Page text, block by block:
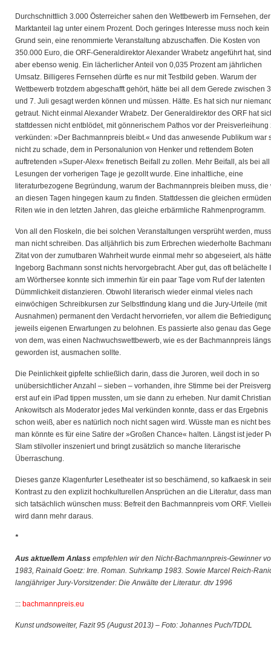
Durchschnittlich 3.000 Österreicher sahen den Wettbewerb im Fernsehen, der
Marktanteil lag unter einem Prozent. Doch geringes Interesse muss noch kein
Grund sein, eine renommierte Veranstaltung abzuschaffen. Die Kosten von
350.000 Euro, die ORF-Generaldirektor Alexander Wrabetz angeführt hat,
aber ebenso wenig. Ein lächerlicher Anteil von 0,035 Prozent am jährlichen
Umsatz. Billigeres Fernsehen dürfte es nur mit Testbild geben. Warum der
Wettbewerb trotzdem abgeschafft gehört, hätte bei all dem Gerede zwischen
und 7. Juli gesagt werden können und müssen. Hätte. Es hat sich nur
getraut. Nicht einmal Alexander Wrabetz. Der Generaldirektor des ORF hat
stattdessen nicht entblödet, mit gönnerischem Pathos vor der Preisverleihung
verkünden: »Der Bachmannpreis bleibt.« Und das anwesende Publikum war
nicht zu schade, dem in Personalunion von Henker und rettendem Boten
auftretenden »Super-Alex« frenetisch Beifall zu zollen. Mehr Beifall, als bei
Lesungen der vorherigen Tage je gezollt wurde. Eine inhaltliche, eine
literaturbezogene Begründung, warum der Bachmannpreis bleiben muss, die
an diesen Tagen hingegen kaum zu finden. Stattdessen die gleichen
Riten wie in den letzten Jahren, das gleiche erbärmliche Rahmenprogramm.
Von all den Floskeln, die bei solchen Veranstaltungen versprüht werden, muss
man nicht schreiben. Das alljährlich bis zum Erbrechen wiederholte
Zitat von der zumutbaren Wahrheit wurde einmal mehr so abgeseiert, als hätte
Ingeborg Bachmann sonst nichts hervorgebracht. Aber gut, das oft belächelte
am Wörthersee konnte sich immerhin für ein paar Tage vom Ruf der latenten
Dümmlichkeit distanzieren. Obwohl literarisch wieder einmal vieles nach
einwöchigen Schreibkursen zur Selbstfindung klang und die Jury-Urteile (mit
Ausnahmen) permanent den Verdacht hervorriefen, vor allem die
jeweils eigenen Erwartungen zu belohnen. Es passierte also genau das
von dem, was einen Nachwuchswettbewerb, wie es der Bachmannpreis
geworden ist, ausmachen sollte.
Die Peinlichkeit gipfelte schließlich darin, dass die Juroren, weil doch in so
unübersichtlicher Anzahl – sieben – vorhanden, ihre Stimme bei der
erst auf ein iPad tippen mussten, um sie dann zu erheben. Nur damit Christian
Ankowitsch als Moderator jedes Mal verkünden konnte, dass er das Ergebnis
schon weiß, aber es natürlich noch nicht sagen wird. Wüsste man es nicht
man könnte es für eine Satire der »Großen Chance« halten. Längst ist jeder
Slam stilvoller inszeniert und bringt zusätzlich so manche literarische
Überraschung.
Dieses ganze Klagenfurter Lesetheater ist so beschämend, so kafkaesk in
Kontrast zu den explizit hochkulturellen Ansprüchen an die Literatur, dass man
sich tatsächlich wünschen muss: Befreit den Bachmannpreis vom ORF.
wird dann mehr daraus.
*
Aus aktuellem Anlass empfehlen wir den Nicht-Bachmannpreis-Gewinner
1983, Rainald Goetz: Irre. Roman. Suhrkamp 1983. Sowie Marcel Reich-
langjähriger Jury-Vorsitzender: Die Anwälte der Literatur. dtv 1996
::: bachmannpreis.eu
Kunst undsoweiter, Fazit 95 (August 2013) – Foto: Johannes Puch/TDDL